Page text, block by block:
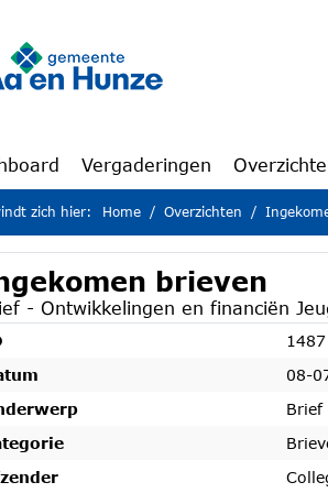
Vergaderingen
zich hier: Home Overzichten
brieven
- Ontwikkelingen en financiën
1487
08-
Brief